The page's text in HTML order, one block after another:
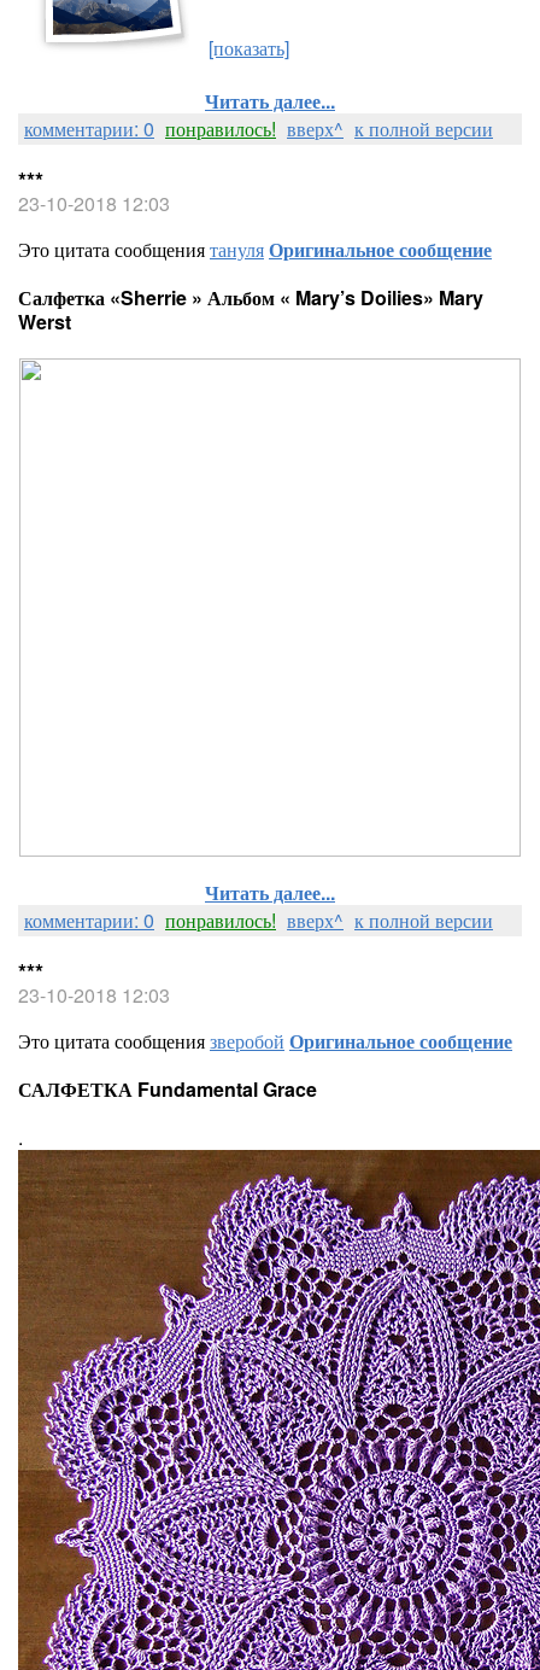
[показать]
Читать далее...
комментарии: 0 понравилось! вверх^ к полной версии
***
23-10-2018 12:03
Это цитата сообщениятануляОригинальное сообщение
Салфетка «Sherrie » Альбом « Mary’s Doilies» Mary
Werst
Читать далее...
комментарии: 0 понравилось! вверх^ к полной версии
***
23-10-2018 12:03
Это цитата сообщениязверобой Оригинальное сообщение
САЛФЕТКА Fundamental Grace
.